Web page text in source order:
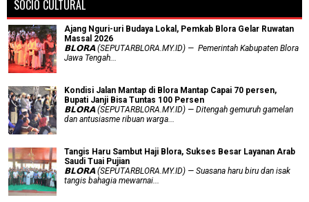
SOCIO CULTURAL
Ajang Nguri-uri Budaya Lokal, Pemkab Blora Gelar Ruwatan
Massal 2026
𝗕𝗟𝗢𝗥𝗔 (SEPUTARBLORA.MY.ID) — Pemerintah Kabupaten Blora
Jawa Tengah...
Kondisi Jalan Mantap di Blora Mantap Capai 70 persen,
Bupati Janji Bisa Tuntas 100 Persen
𝗕𝗟𝗢𝗥𝗔 (SEPUTARBLORA.MY.ID) — Ditengah gemuruh gamelan
dan antusiasme ribuan warga...
Tangis Haru Sambut Haji Blora, Sukses Besar Layanan Arab
Saudi Tuai Pujian
𝗕𝗟𝗢𝗥𝗔 (SEPUTARBLORA.MY.ID) — Suasana haru biru dan isak
tangis bahagia mewarnai...